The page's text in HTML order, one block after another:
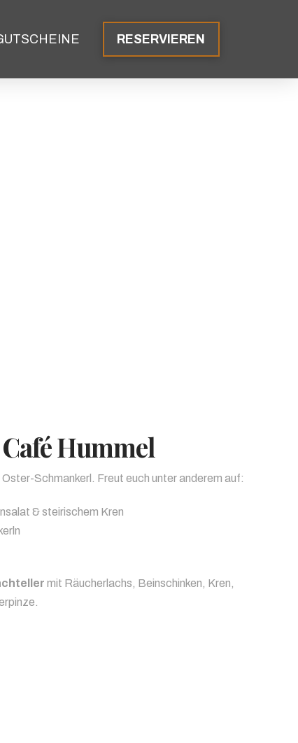
RESERVIEREN
Hummel
Schmankerl. Freut euch unter anderem auf:
& steirischem Kren
mit Räucherlachs, Beinschinken, Kren,